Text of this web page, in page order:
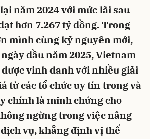
năm 2024 với mức lãi sau
hơn 7.267 tỷ đồng. Trong
mình cùng kỷ nguyên mới,
đầu năm 2025, Vietnam
vinh danh với nhiều giải
từ các tổ chức uy tín trong và
chính là minh chứng cho
ngừng trong việc nâng
vụ, khẳng định vị thế